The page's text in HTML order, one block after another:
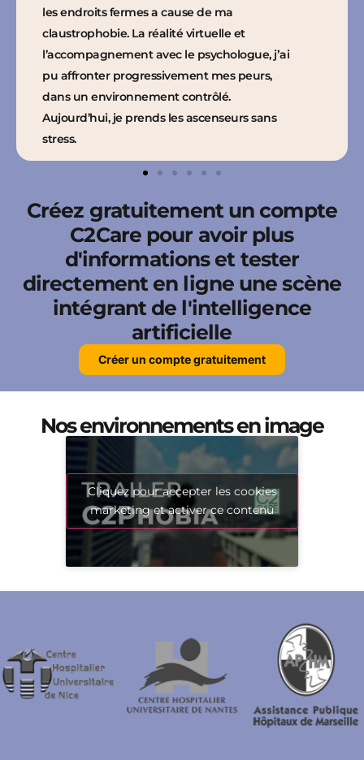
les endroits fermes a cause de ma
claustrophobie. La réalité virtuelle et
l’accompagnement avec le psychologue, jʼai
pu affronter progressivement mes peurs,
dans un environnement contrôlé.
Aujourd’hui, je prends les ascenseurs sans
stress.
Créez gratuitement un compte
C2Care pour avoir plus
d'informations et tester
directement en ligne une scène
intégrant de l'intelligence
artificielle
Créer un compte gratuitement
Nos environnements en image
Cliquez pour accepter les cookies
marketing et activer ce contenu